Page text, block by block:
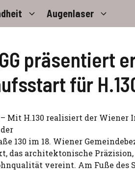
Augenlaser
präsentiert
für
– Mit H.130 realisiert der
130 im 18. Wiener
das architektonische
vereint. Am Fuße des